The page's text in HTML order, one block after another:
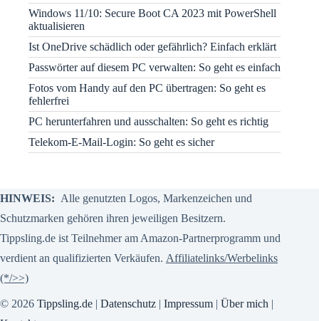
Windows 11/10: Secure Boot CA 2023 mit PowerShell
aktualisieren
Ist OneDrive schädlich oder gefährlich? Einfach erklärt
Passwörter auf diesem PC verwalten: So geht es einfach
Fotos vom Handy auf den PC übertragen: So geht es
fehlerfrei
PC herunterfahren und ausschalten: So geht es richtig
Telekom-E-Mail-Login: So geht es sicher
HINWEIS: Alle genutzten Logos, Markenzeichen und
Schutzmarken gehören ihren jeweiligen Besitzern.
Tippsling.de ist Teilnehmer am Amazon-Partnerprogramm und
verdient an qualifizierten Verkäufen. Affiliatelinks/Werbelinks
(*/>>)
© 2026 Tippsling.de | Datenschutz | Impressum | Über mich |